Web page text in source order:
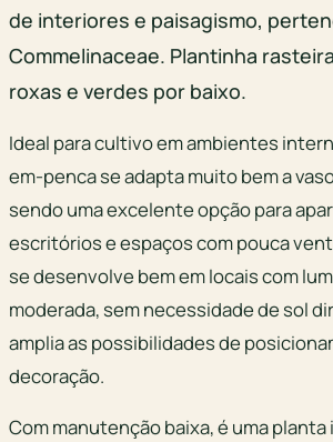
de interiores e paisagismo,
Commelinaceae. Plantinha
roxas e verdes por baixo.
Ideal para cultivo em ambientes
em-penca se adapta muito bem a
sendo uma excelente opção para
escritórios e espaços com pouca
se desenvolve bem em locais com
moderada, sem necessidade de sol
amplia as possibilidades de
decoração.
Com manutenção baixa, é uma planta